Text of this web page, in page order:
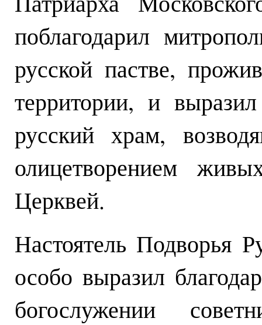
поблагодарил
русской пастве,
территории, и
русский храм,
олицетворением
Церквей.
Настоятель Подворья
особо выразил
богослужении